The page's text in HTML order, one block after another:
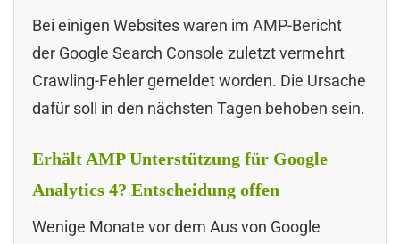
Bei einigen Websites waren im AMP-Bericht
der Google Search Console zuletzt vermehrt
Crawling-Fehler gemeldet worden. Die Ursache
dafür soll in den nächsten Tagen behoben sein.
Erhält AMP Unterstützung für Google
Analytics 4? Entscheidung offen
Wenige Monate vor dem Aus von Google